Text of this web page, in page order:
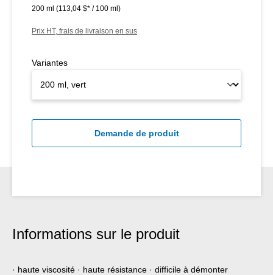
200 ml (113,04 $* / 100 ml)
Prix HT, frais de livraison en sus
Variantes
Demande de produit
Informations sur le produit
· haute viscosité · haute résistance · difficile à démonter